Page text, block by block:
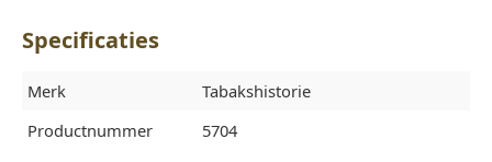
Specificaties
Merk
Tabakshistorie
Productnummer
5704